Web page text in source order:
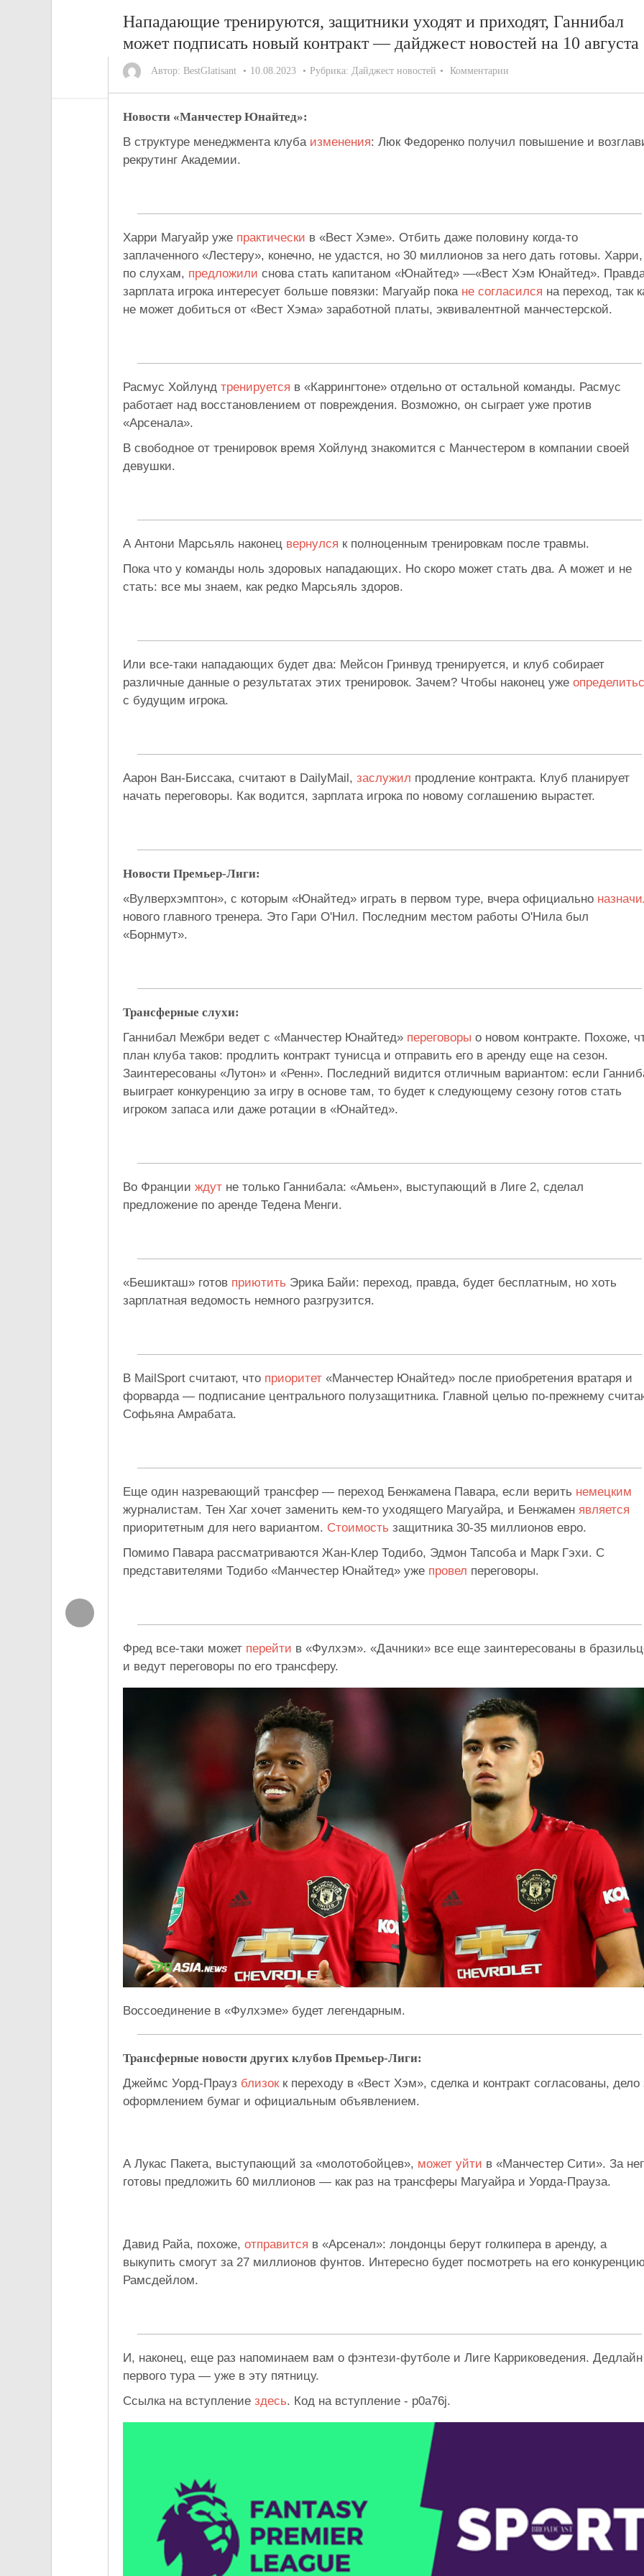
Нападающие тренируются, защитники уходят и приходят, Ганнибал
может подписать новый контракт — дайджест новостей на 10 августа
Автор: BestGlatisant 10.08.2023 Рубрика: Дайджест новостей Комментарии
Новости «Манчестер Юнайтед»:
В структуре менеджмента клуба изменения: Люк Федоренко получил повышение и
рекрутинг Академии.
Харри Магуайр уже практически в «Вест Хэме». Отбить даже половину когда-то
заплаченного «Лестеру», конечно, не удастся, но 30 миллионов за него дать готовы. Харри,
по слухам, предложили снова стать капитаном «Юнайтед» —«Вест Хэм Юнайтед».
зарплата игрока интересует больше повязки: Магуайр пока не согласился на переход, так
не может добиться от «Вест Хэма» заработной платы, эквивалентной манчестерской.
Расмус Хойлунд тренируется в «Каррингтоне» отдельно от остальной команды. Расмус
работает над восстановлением от повреждения. Возможно, он сыграет уже против
«Арсенала».
В свободное от тренировок время Хойлунд знакомится с Манчестером в компании своей
девушки.
А Антони Марсьяль наконец вернулся к полноценным тренировкам после травмы.
Пока что у команды ноль здоровых нападающих. Но скоро может стать два. А может и не
стать: все мы знаем, как редко Марсьяль здоров.
Или все-таки нападающих будет два: Мейсон Гринвуд тренируется, и клуб собирает
различные данные о результатах этих тренировок. Зачем? Чтобы наконец уже
с будущим игрока.
Аарон Ван-Биссака, считают в DailyMail, заслужил продление контракта. Клуб планирует
начать переговоры. Как водится, зарплата игрока по новому соглашению вырастет.
Новости Премьер-Лиги:
«Вулверхэмптон», с которым «Юнайтед» играть в первом туре, вчера официально
нового главного тренера. Это Гари О'Нил. Последним местом работы О'Нила был
«Борнмут».
Трансферные слухи:
Ганнибал Межбри ведет с «Манчестер Юнайтед» переговоры о новом контракте. Похоже,
план клуба таков: продлить контракт тунисца и отправить его в аренду еще на сезон.
Заинтересованы «Лутон» и «Ренн». Последний видится отличным вариантом: если
выиграет конкуренцию за игру в основе там, то будет к следующему сезону готов стать
игроком запаса или даже ротации в «Юнайтед».
Во Франции ждут не только Ганнибала: «Амьен», выступающий в Лиге 2, сделал
предложение по аренде Тедена Менги.
«Бешикташ» готов приютить Эрика Байи: переход, правда, будет бесплатным, но хоть
зарплатная ведомость немного разгрузится.
В MailSport считают, что приоритет «Манчестер Юнайтед» после приобретения вратаря и
форварда — подписание центрального полузащитника. Главной целью по-прежнему
Софьяна Амрабата.
Еще один назревающий трансфер — переход Бенжамена Павара, если верить немецким
журналистам. Тен Хаг хочет заменить кем-то уходящего Магуайра, и Бенжамен является
приоритетным для него вариантом. Стоимость защитника 30-35 миллионов евро.
Помимо Павара рассматриваются Жан-Клер Тодибо, Эдмон Тапсоба и Марк Гэхи. С
представителями Тодибо «Манчестер Юнайтед» уже провел переговоры.
Фред все-таки может перейти в «Фулхэм». «Дачники» все еще заинтересованы в
и ведут переговоры по его трансферу.
Воссоединение в «Фулхэме» будет легендарным.
Трансферные новости других клубов Премьер-Лиги:
Джеймс Уорд-Прауз близокк переходу в «Вест Хэм», сделка и контракт согласованы, дело
оформлением бумаг и официальным объявлением.
А Лукас Пакета, выступающий за «молотобойцев», может уйти в «Манчестер Сити». За
готовы предложить 60 миллионов — как раз на трансферы Магуайра и Уорда-Прауза.
Давид Райа, похоже, отправится в «Арсенал»: лондонцы берут голкипера в аренду, а
выкупить смогут за 27 миллионов фунтов. Интересно будет посмотреть на его
Рамсдейлом.
И, наконец, еще раз напоминаем вам о фэнтези-футболе и Лиге Карриковедения. Дедлайн
первого тура — уже в эту пятницу.
Ссылка на вступление здесь. Код на вступление - p0a76j.